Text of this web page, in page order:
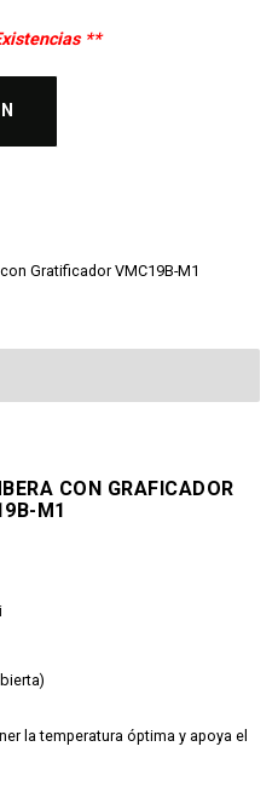
**
Gratificador VMC19B-M1
CON GRAFICADOR
M1
la temperatura óptima y apoya el